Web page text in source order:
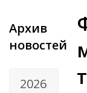
Архив
новостей
2026